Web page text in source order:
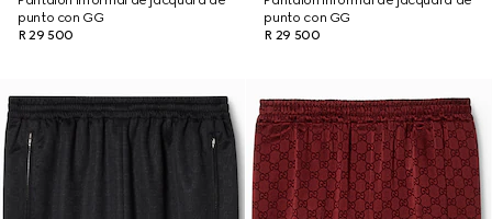
punto con GG
R 29 500
punto con GG
R 29 500